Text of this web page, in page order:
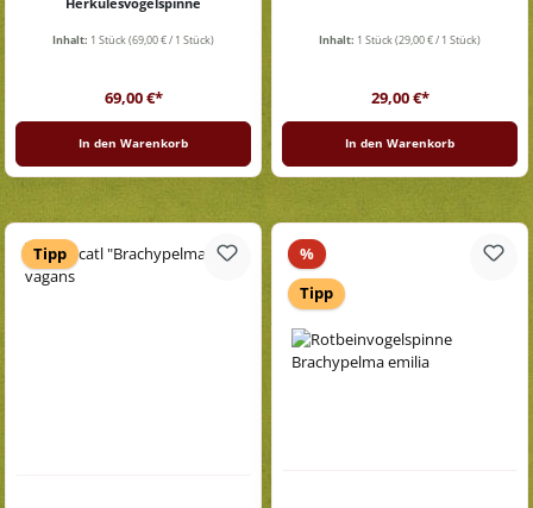
Inhalt: 1 Stück(69,00 € / 1 Stück)
Regulärer Preis:
69,00 €*
In den Warenkorb
Inhalt: 1 Stück(29,00 € / 1 Stück)
Regulärer Preis:
29,00 €*
In den Warenkorb
Tipp %Rabatt
Tipp